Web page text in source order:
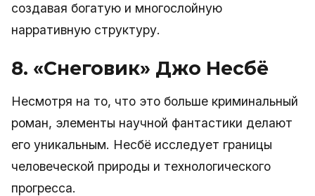
создавая богатую и многослойную
нарративную структуру.
8. «Снеговик» Джо Несбё
Несмотря на то, что это больше криминальный
роман, элементы научной фантастики делают
его уникальным. Несбё исследует границы
человеческой природы и технологического
прогресса.